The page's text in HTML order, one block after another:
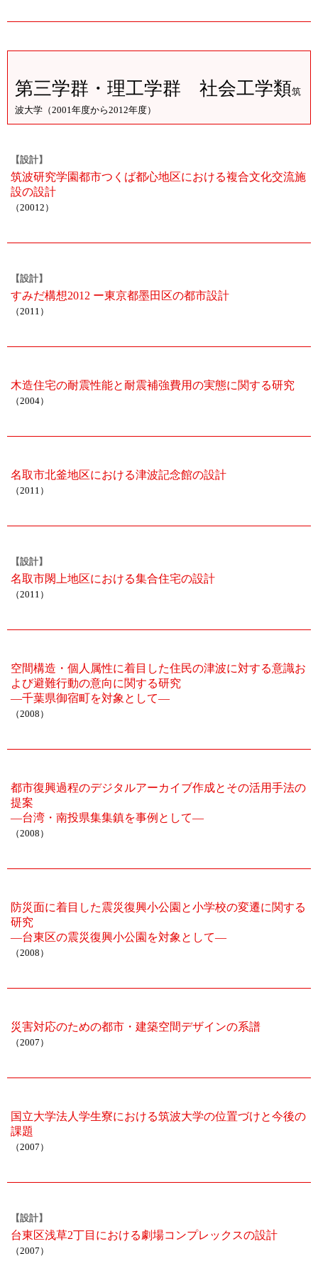
第三学群・理工学群 社会工学類筑
波大学（2001年度から2012年度）
【設計】
筑波研究学園都市つくば都心地区における複合文化交流施
設の設計
（20012）
【設計】
すみだ構想2012 ー東京都墨田区の都市設計
（2011）
木造住宅の耐震性能と耐震補強費用の実態に関する研究
（2004）
名取市北釜地区における津波記念館の設計
（2011）
【設計】
名取市閖上地区における集合住宅の設計
（2011）
空間構造・個人属性に着目した住民の津波に対する意識お
よび避難行動の意向に関する研究
―千葉県御宿町を対象として―
（2008）
都市復興過程のデジタルアーカイブ作成とその活用手法の
提案
―台湾・南投県集集鎮を事例として―
（2008）
防災面に着目した震災復興小公園と小学校の変遷に関する
研究
―台東区の震災復興小公園を対象として―
（2008）
災害対応のための都市・建築空間デザインの系譜
（2007）
国立大学法人学生寮における筑波大学の位置づけと今後の
課題
（2007）
【設計】
台東区浅草2丁目における劇場コンプレックスの設計
（2007）